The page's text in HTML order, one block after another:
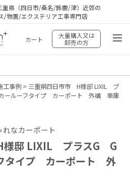
県（四日市/桑名/鈴鹿/津）近郊の
/物置/エクステリア工事専門店
カート
大量購入又は
卸売の方
工事例> 三重県四日市市 H様邸 LIXIL プ
ールーフタイプ カーポート 外構 車庫
れなカーポート
様邸 LIXIL プラスG G
タイプ カーポート 外